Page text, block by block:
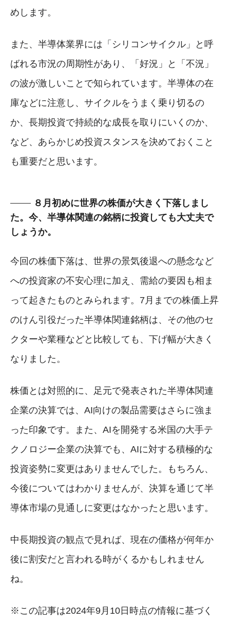
めします。
また、半導体業界には「シリコンサイクル」と呼
ばれる市況の周期性があり、「好況」と「不況」
の波が激しいことで知られています。半導体の在
庫などに注意し、サイクルをうまく乗り切るの
か、長期投資で持続的な成長を取りにいくのか、
など、あらかじめ投資スタンスを決めておくこと
も重要だと思います。
８月初めに世界の株価が大きく下落しまし
た。今、半導体関連の銘柄に投資しても大丈夫で
しょうか。
今回の株価下落は、世界の景気後退への懸念など
への投資家の不安心理に加え、需給の要因も相ま
って起きたものとみられます。7月までの株価上昇
のけん引役だった半導体関連銘柄は、その他のセ
クターや業種などと比較しても、下げ幅が大きく
なりました。
株価とは対照的に、足元で発表された半導体関連
企業の決算では、AI向けの製品需要はさらに強ま
った印象です。また、AIを開発する米国の大手テ
クノロジー企業の決算でも、AIに対する積極的な
投資姿勢に変更はありませんでした。もちろん、
今後についてはわかりませんが、決算を通じて半
導体市場の見通しに変更はなかったと思います。
中長期投資の観点で見れば、現在の価格が何年か
後に割安だと言われる時がくるかもしれません
ね。
※この記事は2024年9月10日時点の情報に基づく